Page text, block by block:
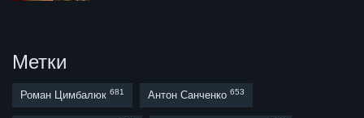
Метки
Роман Цимбалюк 681 Антон Санченко 653